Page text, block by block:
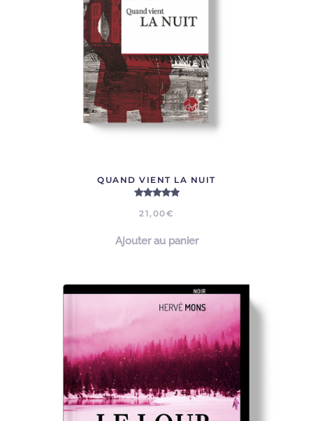
QUAND VIENT LA NUIT
Note
21,00€
Ajouter au panier